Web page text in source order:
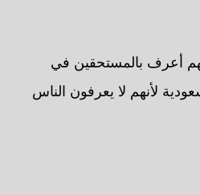
أعرف بالمستحقين في
لأنهم لا يعرفون الناس